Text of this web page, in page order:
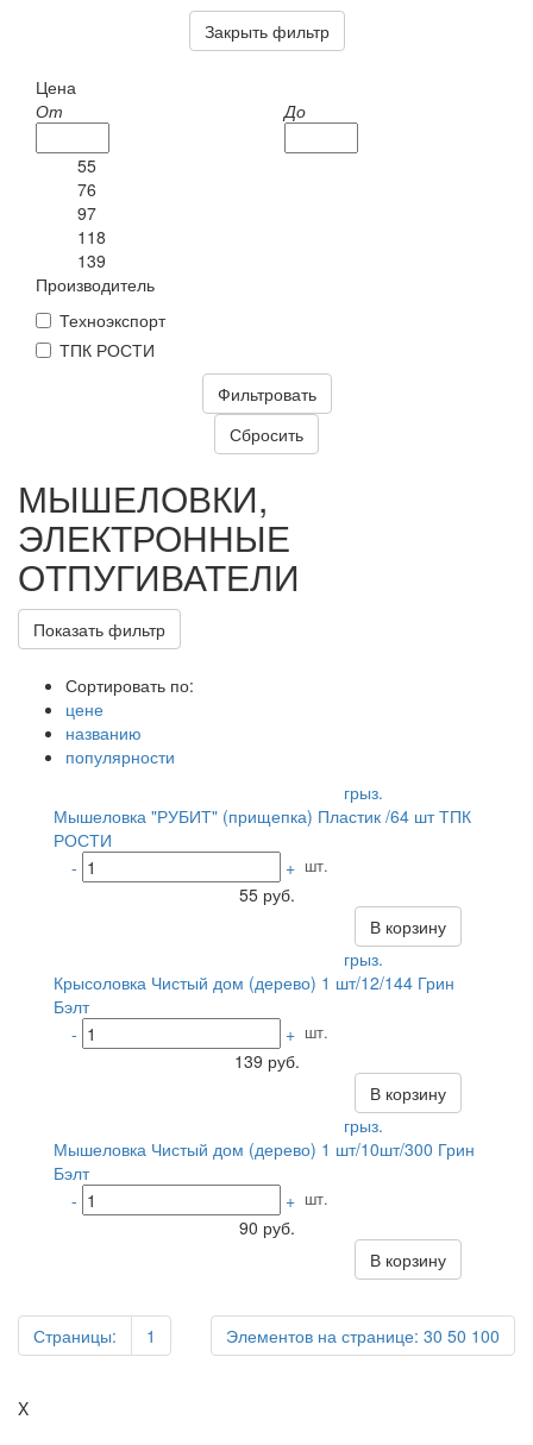
Закрыть фильтр
Цена
От
До
55
76
97
118
139
Производитель
Техноэкспорт
ТПК РОСТИ
МЫШЕЛОВКИ,
ЭЛЕКТРОННЫЕ
ОТПУГИВАТЕЛИ
Показать фильтр
Сортировать по:
цене
названию
популярности
грыз.
Мышеловка "РУБИТ" (прищепка) Пластик /64 шт ТПК
РОСТИ
-
+ шт.
55 руб.
В корзину
грыз.
Крысоловка Чистый дом (дерево) 1 шт/12/144 Грин
Бэлт
-
+ шт.
139 руб.
В корзину
грыз.
Мышеловка Чистый дом (дерево) 1 шт/10шт/300 Грин
Бэлт
-
+ шт.
90 руб.
В корзину
Элементов на странице: 30 50 100
Страницы: 1
X